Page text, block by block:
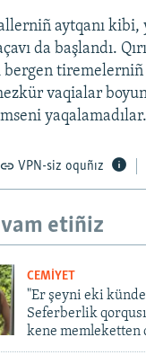
aytqanı kibi,
da başlandı.
tiremelerniñ
vaqialar
yaqalamadılar.
VPN-siz oquñız
etiñiz
CEMİYET
"Er şeyni eki
Seferberlik
kene memleketten